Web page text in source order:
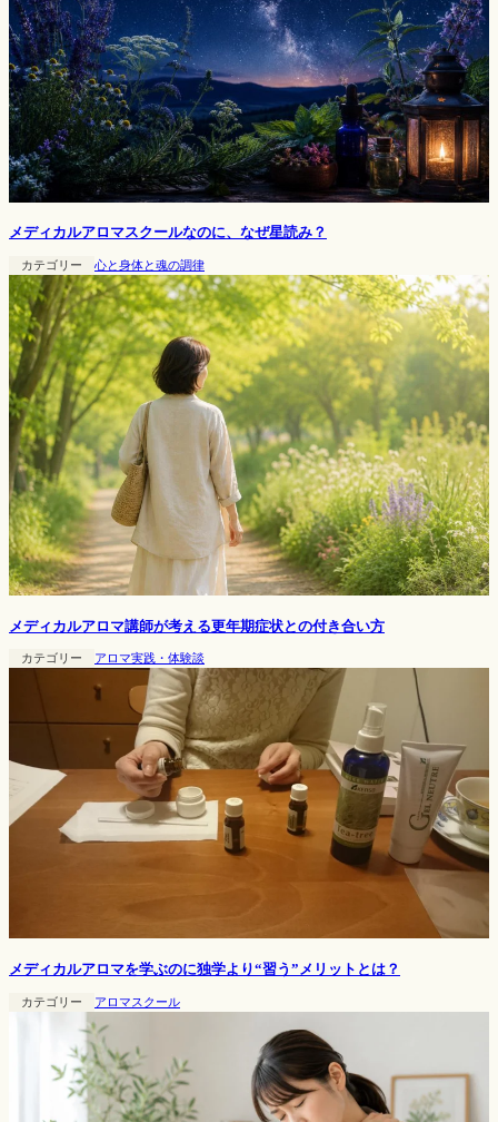
メディカルアロマスクールなのに、なぜ星読み？
カテゴリー 心と身体と魂の調律
メディカルアロマ講師が考える更年期症状との付き合い方
カテゴリー アロマ実践・体験談
メディカルアロマを学ぶのに独学より“習う”メリットとは？
カテゴリー アロマスクール